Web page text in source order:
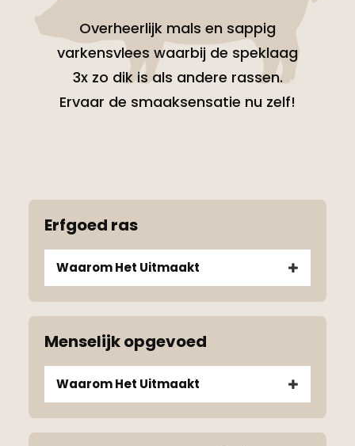
Erfgoed ras
Waarom Het Uitmaakt
Menselijk opgevoed
Waarom Het Uitmaakt
Overheerlijk mals en sappig
varkensvlees waarbij de speklaag
3x zo dik is als andere rassen.
Ervaar de smaaksensatie nu zelf!